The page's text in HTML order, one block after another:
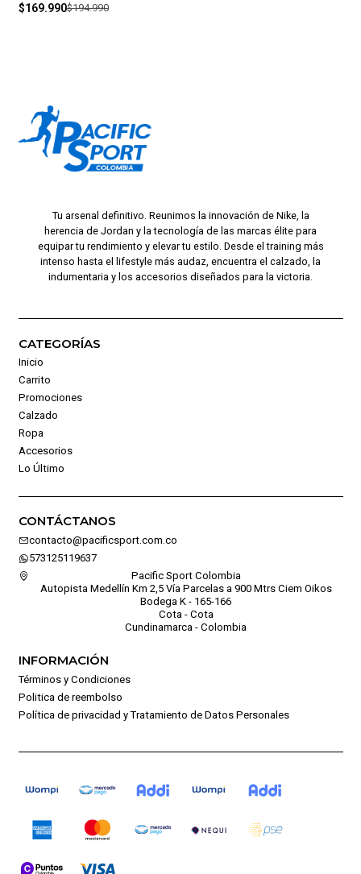
$169.990$194.990
Tu arsenal definitivo. Reunimos la innovación de Nike, la
herencia de Jordan y la tecnología de las marcas élite para
equipar tu rendimiento y elevar tu estilo. Desde el training más
intenso hasta el lifestyle más audaz, encuentra el calzado, la
indumentaria y los accesorios diseñados para la victoria.
CATEGORÍAS
Inicio
Carrito
Promociones
Calzado
Ropa
Accesorios
Lo Último
CONTÁCTANOS
contacto@pacificsport.com.co
573125119637
Pacific Sport Colombia
Autopista Medellín Km 2,5 Vía Parcelas a 900 Mtrs Ciem Oikos
Bodega K - 165-166
Cota - Cota
Cundinamarca - Colombia
INFORMACIÓN
Términos y Condiciones
Politica de reembolso
Política de privacidad y Tratamiento de Datos Personales